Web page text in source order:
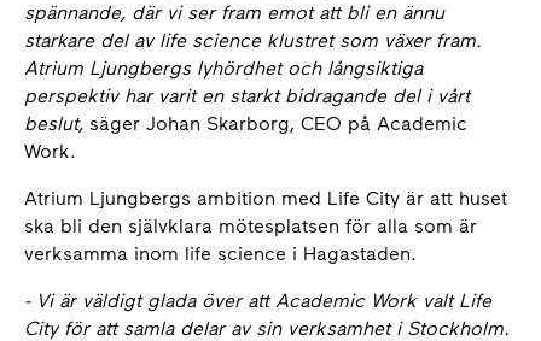
spännande, där vi ser fram emot att bli en ännu
starkare del av life science klustret som växer fram.
Atrium Ljungbergs lyhördhet och långsiktiga
perspektiv har varit en starkt bidragande del i vårt
beslut, säger Johan Skarborg, CEO på Academic
Work.
Atrium Ljungbergs ambition med Life City är att huset
ska bli den självklara mötesplatsen för alla som är
verksamma inom life science i Hagastaden.
- Vi är väldigt glada över att Academic Work valt Life
City för att samla delar av sin verksamhet i Stockholm.